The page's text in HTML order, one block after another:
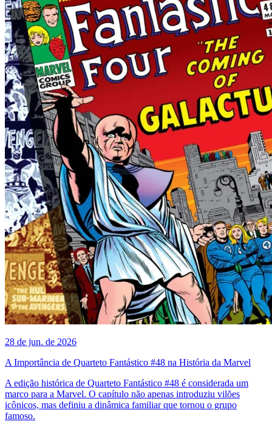
28 de jun. de 2026
A Importância de Quarteto Fantástico #48 na História da Marvel
A edição histórica de Quarteto Fantástico #48 é considerada um
marco para a Marvel. O capítulo não apenas introduziu vilões
icônicos, mas definiu a dinâmica familiar que tornou o grupo
famoso.